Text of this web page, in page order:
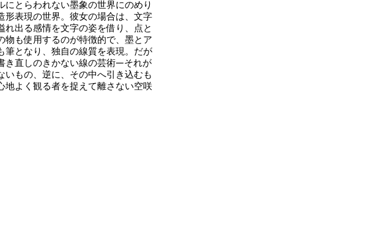
にとらわれない墨象の世界にのめり
形表現の世界。彼女の場合は、文字
出る感情を文字の姿を借り、点と
物も使用するのが特徴的で、墨とア
筆となり、独自の線質を表現。だが
き直しのきかない線の芸術―それが
もの、逆に、その中へ引き込むも
地よく観る者を捉えて離さない空咲